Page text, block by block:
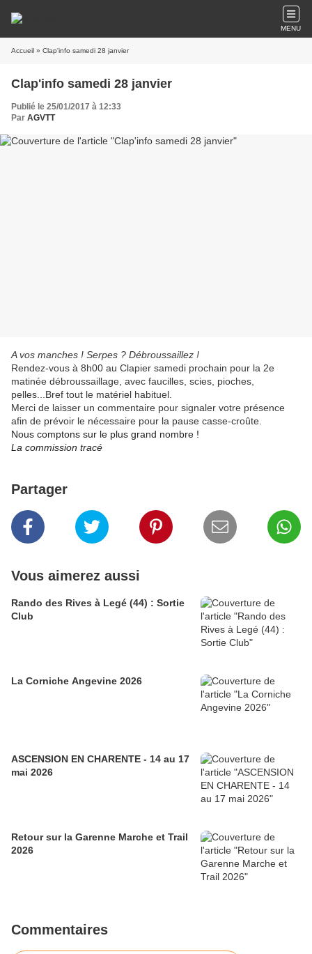
MENU
Accueil » Clap'info samedi 28 janvier
Clap'info samedi 28 janvier
Publié le 25/01/2017 à 12:33
Par AGVTT
A vos manches ! Serpes ? Débroussaillez !
Rendez-vous à 8h00 au Clapier samedi prochain pour la 2e
matinée débroussaillage, avec faucilles, scies, pioches,
pelles...Bref tout le matériel habituel.
Merci de laisser un commentaire pour signaler votre présence
afin de prévoir le nécessaire pour la pause casse-croûte.
Nous comptons sur le plus grand nombre !
La commission tracé
Partager
Vous aimerez aussi
Rando des Rives à Legé (44) : Sortie
Club
La Corniche Angevine 2026
ASCENSION EN CHARENTE - 14 au 17
mai 2026
Retour sur la Garenne Marche et Trail
2026
Commentaires